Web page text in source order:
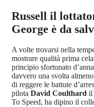
Russell il
George è da
A volte trovarsi nella
mostrare qualità prima
principio sfortunato
davvero una svolta
di reggere le battute
pilota David Coulthard il
To Speed, ha dipino il